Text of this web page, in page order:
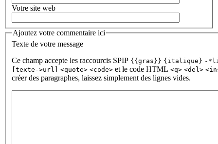
Votre site web
Ajoutez votre commentaire ici
Texte de votre message
Ce champ accepte les raccourcis SPIP {{gras}} {italique} -
[texte->url]
<quote> <code> et le code HTML <q> <del>
créer des paragraphes, laissez simplement des lignes vides.